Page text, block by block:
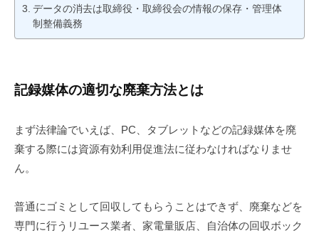
データの消去は取締役・取締役会の情報の保存・管理体
制整備義務
記録媒体の適切な廃棄方法とは
まず法律論でいえば、PC、タブレットなどの記録媒体を廃
棄する際には資源有効利用促進法に従わなければなりませ
ん。
普通にゴミとして回収してもらうことはできず、廃棄などを
専門に行うリユース業者、家電量販店、自治体の回収ボック